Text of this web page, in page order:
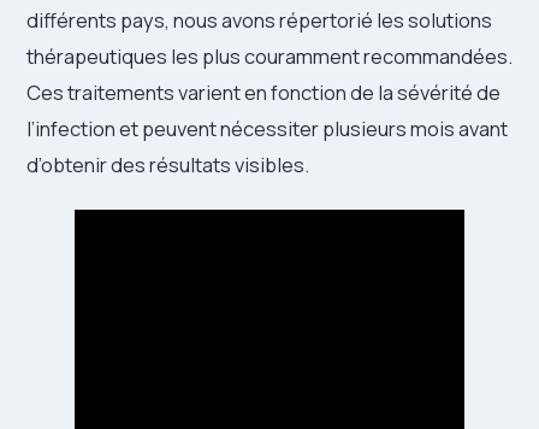
différents pays, nous avons répertorié les solutions
thérapeutiques les plus couramment recommandées.
Ces traitements varient en fonction de la sévérité de
l’infection et peuvent nécessiter plusieurs mois avant
d’obtenir des résultats visibles.